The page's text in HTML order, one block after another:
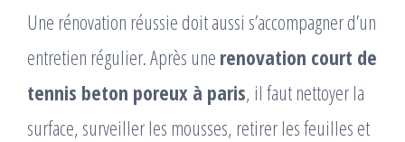
Une rénovation réussie doit aussi s’accompagner d’un
entretien régulier. Après une renovation court de
tennis beton poreux à paris, il faut nettoyer la
surface, surveiller les mousses, retirer les feuilles et